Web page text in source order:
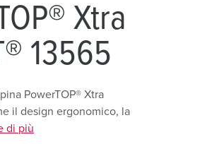
Xtra
13565
PowerTOP® Xtra
il design ergonomico, la
di più